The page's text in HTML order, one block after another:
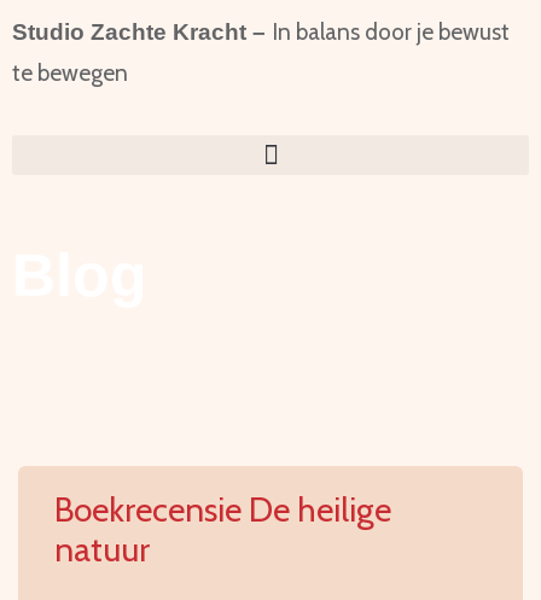
Studio Zachte Kracht – In balans door je bewust
te bewegen
Boekrecensie De heilige
natuur